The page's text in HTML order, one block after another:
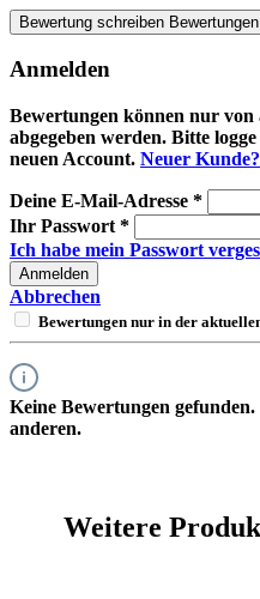
Bewertung schreiben
Anmelden
Bewertungen können nur von
abgegeben werden. Bitte
neuen Account. Neuer Kunde?
Deine E-Mail-Adresse *
Ihr Passwort *
Ich habe mein Passwort
Anmelden
Abbrechen
Bewertungen nur in der
Keine Bewertungen
anderen.
Weitere